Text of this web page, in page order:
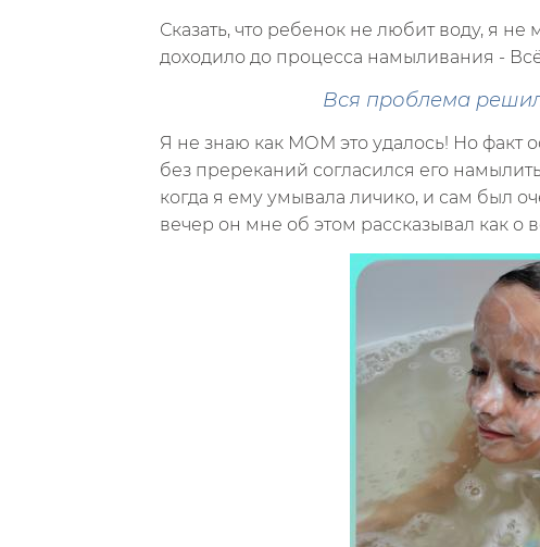
Сказать, что ребенок не любит воду, я
доходило до процесса намыливания -
Вся проблема
Я не знаю как МОМ это удалось! Но факт
без пререканий согласился его
когда я ему умывала личико, и сам был
вечер он мне об этом рассказывал как о